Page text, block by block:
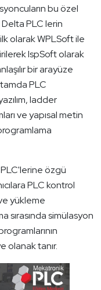
bu özel
Delta PLC lerin
olarak WPLSoft ile
IspSoft olarak
bir arayüze
PLC
ladder
ve yapısal metin
PLC'lerine özgü
PLC kontrol
yükleme
sırasında simülasyon
olanak tanır.